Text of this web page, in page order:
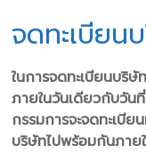
จดทะเบียน
ในการจดทะเบียนบริ
ภายในวันเดียวกับวั
กรรมการจะจดทะเบี
บริษัทไปพร้อมกันภาย